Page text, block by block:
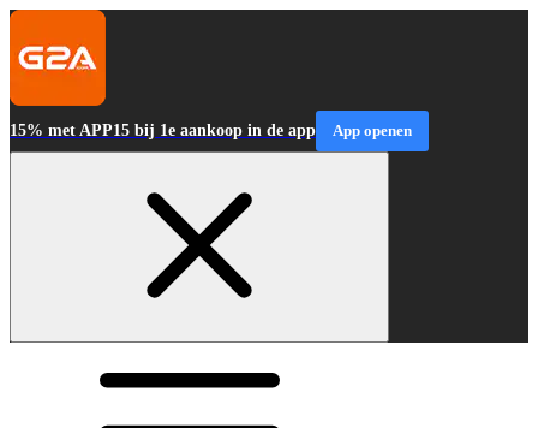
15% met APP15 bij 1e aankoop in de app App openen